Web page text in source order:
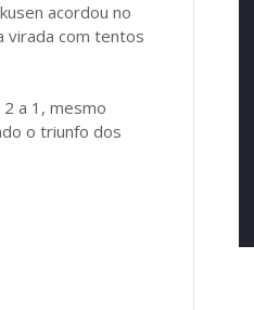
acordou no
virada com tentos
a 1, mesmo
o triunfo dos